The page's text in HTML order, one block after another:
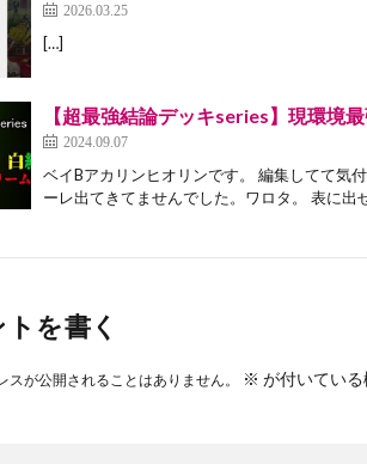
2026.03.25
[…]
【超最強結論デッキseries】現環境
2024.09.07
ベイBアカリンヒオリンです。 編集してて気
ーレ出てきてませんでした。ワロタ。 表に出
を書く
スが公開されることはありません。 ※ が付いてい